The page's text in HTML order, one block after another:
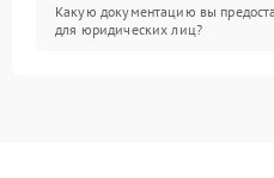
Какую документацию вы
для юридических лиц?